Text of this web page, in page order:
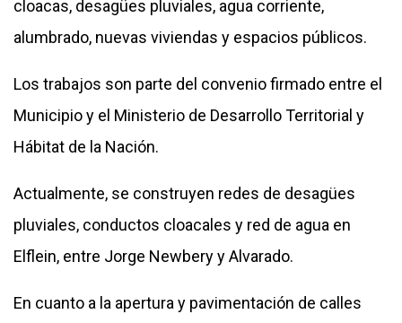
cloacas, desagües pluviales, agua corriente,
alumbrado, nuevas viviendas y espacios públicos.
Los trabajos son parte del convenio firmado entre el
Municipio y el Ministerio de Desarrollo Territorial y
Hábitat de la Nación.
Actualmente, se construyen redes de desagües
pluviales, conductos cloacales y red de agua en
Elflein, entre Jorge Newbery y Alvarado.
En cuanto a la apertura y pavimentación de calles